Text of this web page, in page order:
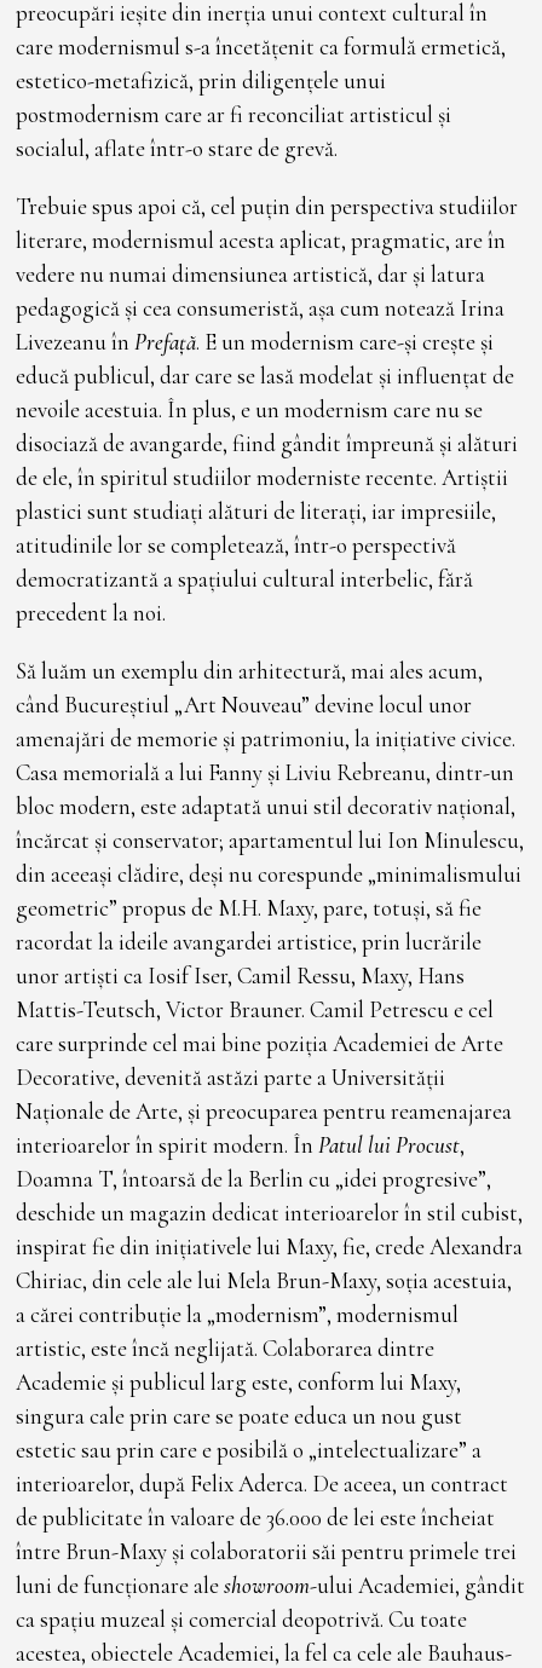
preocupări ieșite din inerția unui context cultural în
care modernismul s-a încetățenit ca formulă ermetică,
estetico-metafizică, prin diligențele unui
postmodernism care ar fi reconciliat artisticul și
socialul, aflate într-o stare de grevă.
Trebuie spus apoi că, cel puțin din perspectiva studiilor
literare, modernismul acesta aplicat, pragmatic, are în
vedere nu numai dimensiunea artistică, dar și latura
pedagogică și cea consumeristă, așa cum notează Irina
Livezeanu înPrefață. E un modernism care-și crește și
educă publicul, dar care se lasă modelat și influențat de
nevoile acestuia. În plus, e un modernism care nu se
disociază de avangarde, fiind gândit împreună și alături
de ele, în spiritul studiilor moderniste recente. Artiștii
plastici sunt studiați alături de literați, iar impresiile,
atitudinile lor se completează, într-o perspectivă
democratizantă a spațiului cultural interbelic, fără
precedent la noi.
Să luăm un exemplu din arhitectură, mai ales acum,
când Bucureștiul „Art Nouveau” devine locul unor
amenajări de memorie și patrimoniu, la inițiative civice.
Casa memorială a lui Fanny și Liviu Rebreanu, dintr-un
bloc modern, este adaptată unui stil decorativ național,
încărcat și conservator; apartamentul lui Ion Minulescu,
din aceeași clădire, deși nu corespunde „minimalismului
geometric” propus de M.H. Maxy, pare, totuși, să fie
racordat la ideile avangardei artistice, prin lucrările
unor artiști ca Iosif Iser, Camil Ressu, Maxy, Hans
Mattis-Teutsch, Victor Brauner. Camil Petrescu e cel
care surprinde cel mai bine poziția Academiei de Arte
Decorative, devenită astăzi parte a Universității
Naționale de Arte, și preocuparea pentru reamenajarea
interioarelor în spirit modern. ÎnPatul lui Procust,
Doamna T, întoarsă de la Berlin cu „idei progresive”,
deschide un magazin dedicat interioarelor în stil cubist,
inspirat fie din inițiativele lui Maxy, fie, crede Alexandra
Chiriac, din cele ale lui Mela Brun-Maxy, soția acestuia,
a cărei contribuție la „modernism”, modernismul
artistic, este încă neglijată. Colaborarea dintre
Academie și publicul larg este, conform lui Maxy,
singura cale prin care se poate educa un nou gust
estetic sau prin care e posibilă o „intelectualizare” a
interioarelor, după Felix Aderca. De aceea, un contract
de publicitate în valoare de 36.000 de lei este încheiat
între Brun-Maxy și colaboratorii săi pentru primele trei
luni de funcționare aleshowroom-ului Academiei, gândit
ca spațiu muzeal și comercial deopotrivă. Cu toate
acestea, obiectele Academiei, la fel ca cele ale Bauhaus-